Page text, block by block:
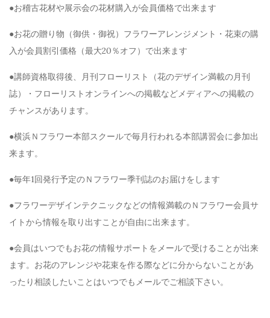
●お稽古花材や展示会の花材購入が会員価格で出来ます
●お花の贈り物（御供・御祝）フラワーアレンジメント・花束の購
入が会員割引価格（最大20％オフ）で出来ます
●講師資格取得後、月刊フローリスト（花のデザイン満載の月刊
誌）・フローリストオンラインへの掲載などメディアへの掲載の
チャンスがあります。
●横浜Ｎフラワー本部スクールで毎月行われる本部講習会に参加出
来ます。
●毎年1回発行予定のＮフラワー季刊誌のお届けをします
●フラワーデザインテクニックなどの情報満載のＮフラワー会員サ
イトから情報を取り出すことが自由に出来ます。
●会員はいつでもお花の情報サポートをメールで受けることが出来
ます。お花のアレンジや花束を作る際などに分からないことがあ
ったり相談したいことはいつでもメールでご相談下さい。